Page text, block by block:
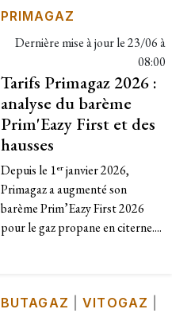
PRIMAGAZ
Dernière mise à jour le23/06 à
08:00
Tarifs Primagaz 2026 :
analyse du barème
Prim'Eazy First et des
hausses
Depuis le 1ᵉʳ janvier 2026,
Primagaz a augmenté son
barème Prim’Eazy First 2026
pour le gaz propane en citerne....
BUTAGAZ |VITOGAZ